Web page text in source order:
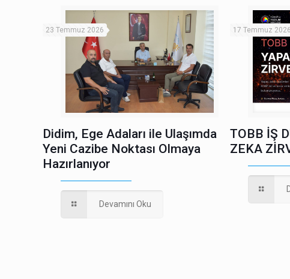
23 Temmuz 2026
Didim, Ege Adaları ile Ulaşımda
Yeni Cazibe Noktası Olmaya
Hazırlanıyor
Devamını Oku
17 Temmuz 2026
TOBB İŞ
ZEKA